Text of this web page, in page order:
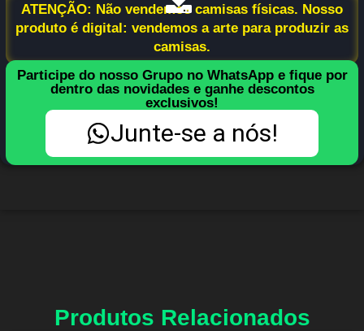
ATENÇÃO: Não vendemos camisas físicas. Nosso
produto é digital: vendemos a arte para produzir as
camisas.
Participe do nosso Grupo no WhatsApp e fique por
dentro das novidades e ganhe descontos
exclusivos!
Junte-se a nós!
Produtos Relacionados